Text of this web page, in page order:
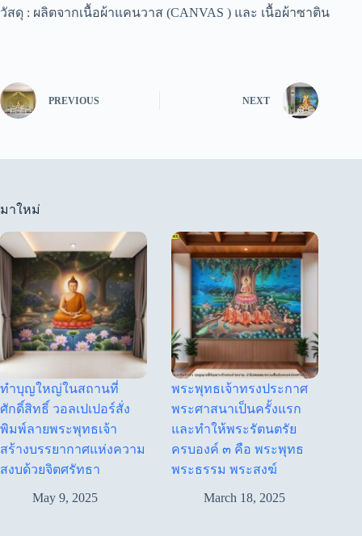
วัสดุ : ผลิตจากเนื้อผ้าแคนวาส (CANVAS ) และ เนื้อผ้าซาติน
PREVIOUS NEXT
มาใหม่
ทำบุญใหญ่ในสถานที่
ศักดิ์สิทธิ์ วอลเปเปอร์สั่ง
พิมพ์ลายพระพุทธเจ้า
สร้างบรรยากาศแห่งความ
สงบด้วยจิตศรัทธา
May 9, 2025
พระพุทธเจ้าทรงประกาศ
พระศาสนาเป็นครั้งแรก
และทำให้พระรัตนตรัย
ครบองค์ ๓ คือ พระพุทธ
พระธรรม พระสงฆ์
March 18, 2025